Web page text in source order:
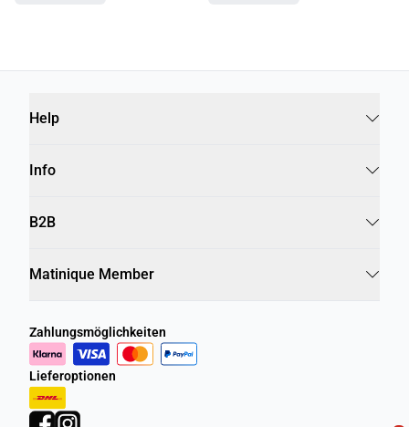
Help
Info
B2B
Matinique Member
Zahlungsmöglichkeiten
Lieferoptionen